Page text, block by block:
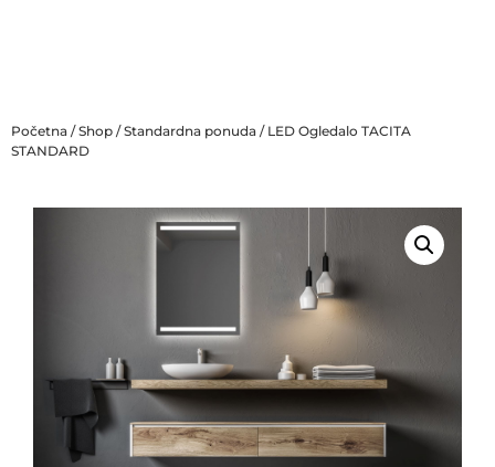
Početna /Shop /Standardna ponuda / LED Ogledalo TACITA
STANDARD